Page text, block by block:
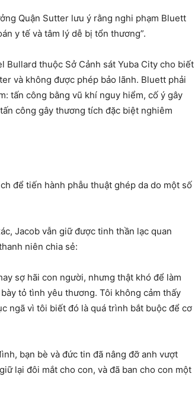
Quận Sutter lưu ý rằng nghi phạm Bluett
y tế và tâm lý dễ bị tổn thương”.
thuộc Sở Cảnh sát Yuba City cho biết
và không được phép bảo lãnh. Bluett phải
tấn công bằng vũ khí nguy hiểm, cố ý gây
công gây thương tích đặc biệt nghiêm
để tiến hành phẫu thuật ghép da do một số
Jacob vẫn giữ được tinh thần lạc quan
niên chia sẻ:
sợ hãi con người, nhưng thật khó để làm
tỏ tình yêu thương. Tôi không cảm thấy
ngã vì tôi biết đó là quá trình bắt buộc để cơ
bạn bè và đức tin đã nâng đỡ anh vượt
lại đôi mắt cho con, và đã ban cho con một